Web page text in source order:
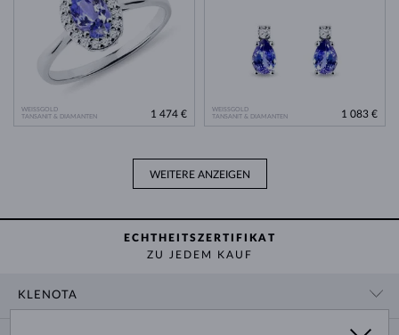
WEISSGOLD
TANSANIT & DIAMANTEN
1 474 €
WEISSGOLD
TANSANIT & DIAMANTEN
1 083 €
WEITERE ANZEIGEN
ECHTHEITSZERTIFIKAT
ZU JEDEM KAUF
KLENOTA